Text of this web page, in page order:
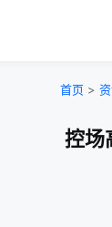
首页 >
控场